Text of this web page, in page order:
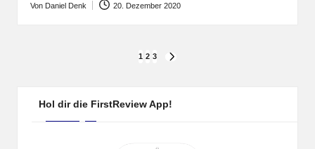
Von Daniel Denk 20. Dezember 2020
Seitennummerierung
Beiträge
1 2 3
Hol dir die FirstReview App!